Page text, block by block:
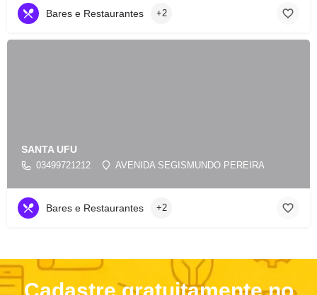
Bares e Restaurantes +2
SANTA UFU
03499721212 AVENIDA SEGISMUNDO PEREIRA
Bares e Restaurantes +2